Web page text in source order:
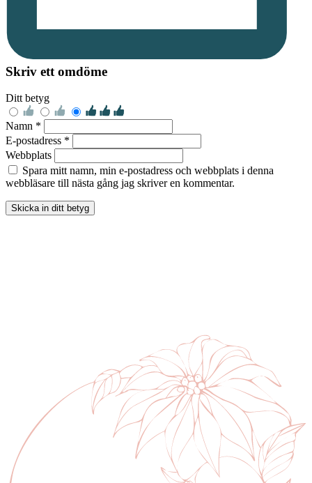
Skriv ett omdöme
Ditt betyg
Namn *
E-postadress *
Webbplats
Spara mitt namn, min e-postadress och webbplats i denna
webbläsare till nästa gång jag skriver en kommentar.